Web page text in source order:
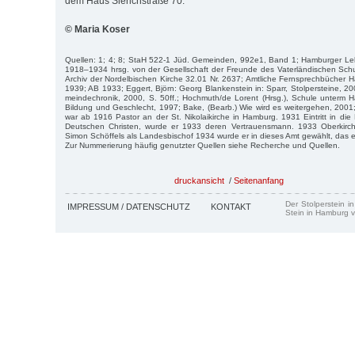
© Maria Koser
Quellen: 1; 4; 8; StaH 522-1 Jüd. Gemeinden, 992e1, Band 1; Hamburger
1918–1934 hrsg. von der Gesellschaft der Freunde des Vaterländischen
Archiv der Nordelbischen Kirche 32.01 Nr. 2637; Amtliche Fernsprechbücher
1939; AB 1933; Eggert, Björn: Georg Blankenstein in: Sparr, Stolpersteine,
mein­dechronik, 2000, S. 50ff.; Hochmuth/de Lorent (Hrsg.), Schule unterm
Bil­dung und Geschlecht, 1997; Bake, (Bearb.) Wie wird es weitergehen,
war ab 1916 Pastor an der St. Nikolaikirche in Hamburg. 1931 Eintritt in die
Deut­schen Christen, wurde er 1933 deren Vertrauensmann. 1933
Simon Schöffels als Landesbischof 1934 wurde er in dieses Amt gewählt, das
Zur Nummerierung häufig genutzter Quellen siehe Recherche und Quellen.
druckansicht / Seitenanfang
IMPRESSUM / DATENSCHUTZ KONTAKT
Der Stolperstein
Stein in Hamburg